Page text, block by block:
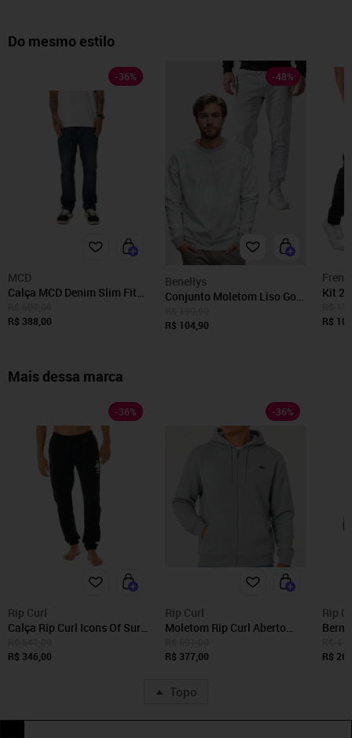
Do mesmo estilo
-36%
MCD
Calça MCD Denim Slim Fit
R$ 388,00
-48%
Benellys
Conjunto Moletom Liso Gola
Benellys Cinza Claro
R$ 104,90
Kit 2
R$
Mais dessa marca
-36%
Rip Curl
Calça Rip Curl Icons Of Surf
Black
R$ 346,00
-36%
Rip Curl
Moletom Rip Curl Aberto
Marle
R$ 377,00
Rip
R$
Topo